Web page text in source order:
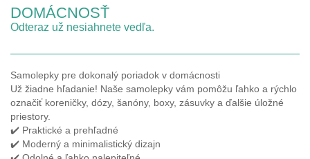
DOMÁCNOSŤ
Odteraz už nesiahnete vedľa.
Samolepky pre dokonalý poriadok v domácnosti
Už žiadne hľadanie! Naše samolepky vám pomôžu ľahko a rýchlo
označiť koreničky, dózy, šanóny, boxy, zásuvky a ďalšie úložné
priestory.
✔️ Praktické a prehľadné
✔️ Moderný a minimalistický dizajn